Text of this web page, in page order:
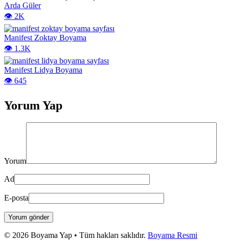
Arda Güler
👁️ 2K
Manifest Zoktay Boyama
👁️ 1.3K
Manifest Lidya Boyama
👁️ 645
Yorum Yap
Yorum
Ad
E-posta
Yorum gönder
© 2026 Boyama Yap • Tüm hakları saklıdır. Boyama Resmi